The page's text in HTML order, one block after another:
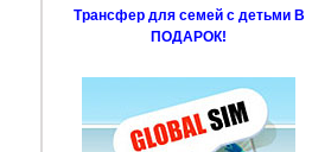
Трансфер для семей с детьми В
ПОДАРОК!